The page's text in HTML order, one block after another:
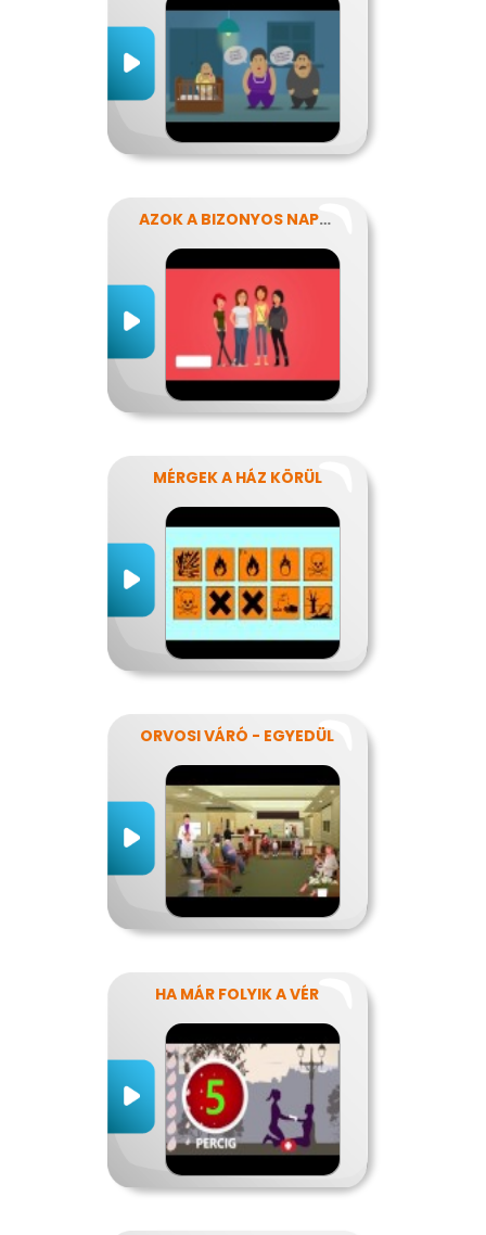
AZOK A BIZONYOS NAPOK
MÉRGEK A HÁZ KÖRÜL
ORVOSI VÁRÓ - EGYEDÜL
HA MÁR FOLYIK A VÉR